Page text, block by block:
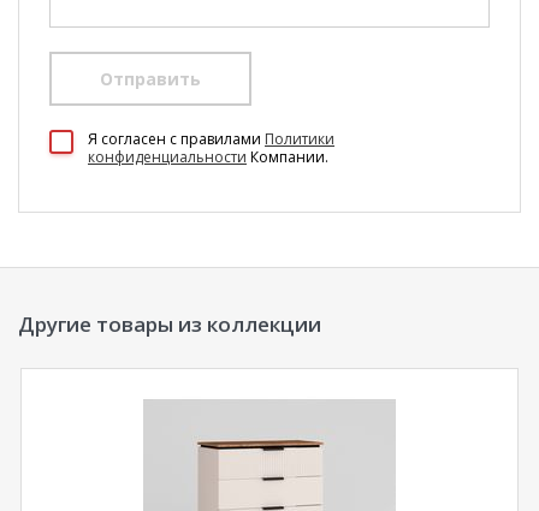
Отправить
Я согласен c правилами Политики
конфиденциальности Компании.
Другие товары из коллекции